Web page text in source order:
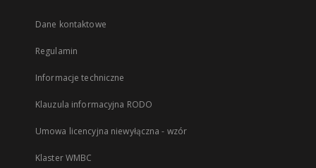
Dane kontaktowe
Regulamin
Informacje techniczne
Klauzula informacyjna RODO
Umowa licencyjna niewyłączna - wzór
Klaster WMBC